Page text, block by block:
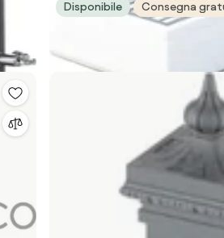
KAM
Disponibile
Consegna